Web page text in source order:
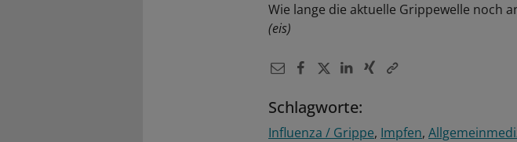
Wie lange die aktuelle Grippewelle noch
(eis)
Schlagworte:
Influenza / Grippe Impfen